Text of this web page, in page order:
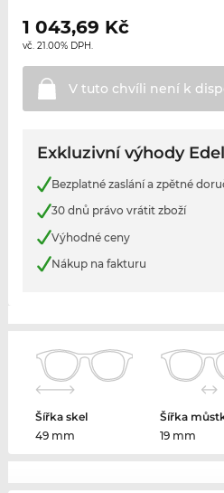
1 043,69 Kč
vč. 21.00% DPH.
V tuto chvíli není k
Exkluzivní výhody
Bezplatné zaslání a zpětné
30 dnů právo vrátit zboží
Výhodné ceny
Nákup na fakturu
Šířka skel
49 mm
Šířka
19 mm